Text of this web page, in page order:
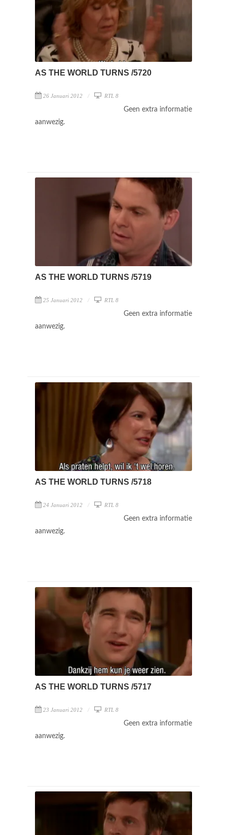
AS THE WORLD TURNS /5720
26 Januari 2012 RTL 8
Geen extra informatie
aanwezig.
AS THE WORLD TURNS /5719
25 Januari 2012 RTL 8
Geen extra informatie
aanwezig.
AS THE WORLD TURNS /5718
24 Januari 2012 RTL 8
Geen extra informatie
aanwezig.
AS THE WORLD TURNS /5717
23 Januari 2012 RTL 8
Geen extra informatie
aanwezig.